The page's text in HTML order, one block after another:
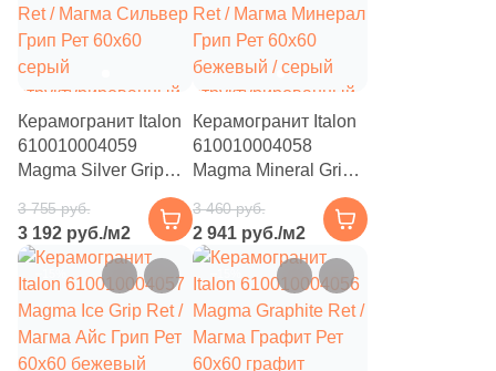
Оранжевый (53)
Песочный (
Серебро (53)
Серый (
Синий (53)
Слоновая кость ( 53)
Терракотовый ( 53)
Фиолетовый ( 53
Керамогранит Italon
610010004059
Magma Silver Grip
Ret / Магма Сильвер
Грип Рет 60x60
серый
структурированный
под камень
3 755 руб.
3 192 руб./м2
Керамогранит Italon
610010004058
Magma Mineral Grip
Ret / Магма Минерал
Грип Рет 60x60
бежевый / серый
структурированный
под камень
3 460 руб.
2 941 руб./м2